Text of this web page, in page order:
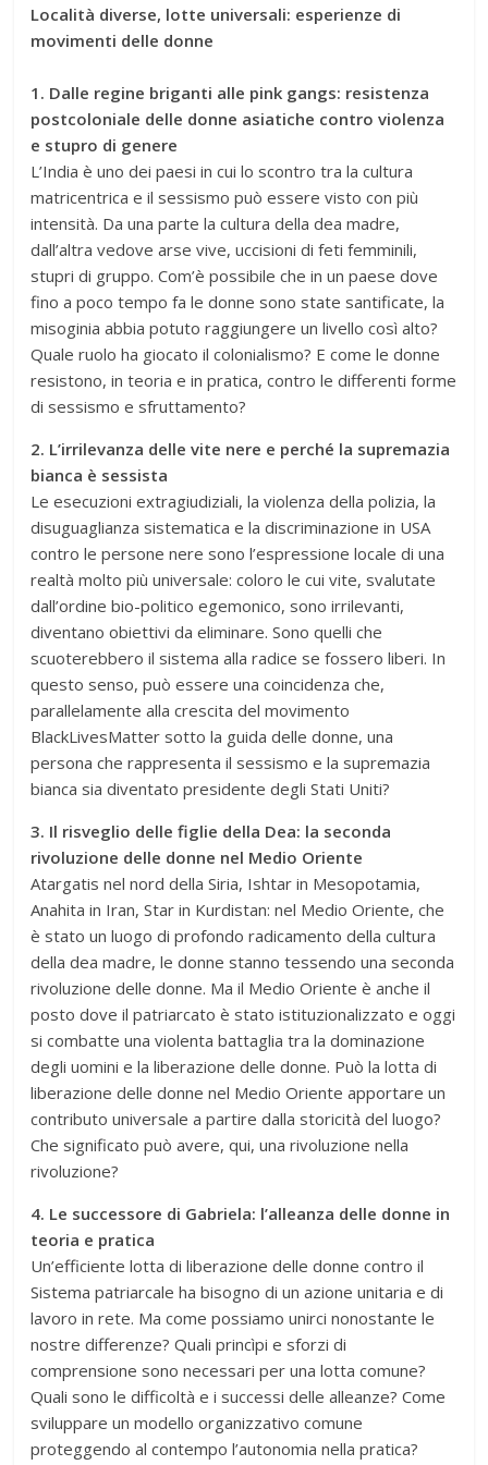
Località diverse, lotte universali: esperienze di
movimenti delle donne
1. Dalle regine briganti alle pink gangs: resistenza
postcoloniale delle donne asiatiche contro violenza
e stupro di genere
L’India è uno dei paesi in cui lo scontro tra la cultura
matricentrica e il sessismo può essere visto con più
intensità. Da una parte la cultura della dea madre,
dall’altra vedove arse vive, uccisioni di feti femminili,
stupri di gruppo. Com’è possibile che in un paese dove
fino a poco tempo fa le donne sono state santificate, la
misoginia abbia potuto raggiungere un livello così alto?
Quale ruolo ha giocato il colonialismo? E come le donne
resistono, in teoria e in pratica, contro le differenti forme
di sessismo e sfruttamento?
2. L’irrilevanza delle vite nere e perché la supremazia
bianca è sessista
Le esecuzioni extragiudiziali, la violenza della polizia, la
disuguaglianza sistematica e la discriminazione in USA
contro le persone nere sono l’espressione locale di una
realtà molto più universale: coloro le cui vite, svalutate
dall’ordine bio-politico egemonico, sono irrilevanti,
diventano obiettivi da eliminare. Sono quelli che
scuoterebbero il sistema alla radice se fossero liberi. In
questo senso, può essere una coincidenza che,
parallelamente alla crescita del movimento
BlackLivesMatter sotto la guida delle donne, una
persona che rappresenta il sessismo e la supremazia
bianca sia diventato presidente degli Stati Uniti?
3. Il risveglio delle figlie della Dea: la seconda
rivoluzione delle donne nel Medio Oriente
Atargatis nel nord della Siria, Ishtar in Mesopotamia,
Anahita in Iran, Star in Kurdistan: nel Medio Oriente, che
è stato un luogo di profondo radicamento della cultura
della dea madre, le donne stanno tessendo una seconda
rivoluzione delle donne. Ma il Medio Oriente è anche il
posto dove il patriarcato è stato istituzionalizzato e oggi
si combatte una violenta battaglia tra la dominazione
degli uomini e la liberazione delle donne. Può la lotta di
liberazione delle donne nel Medio Oriente apportare un
contributo universale a partire dalla storicità del luogo?
Che significato può avere, qui, una rivoluzione nella
rivoluzione?
4. Le successore di Gabriela: l’alleanza delle donne in
teoria e pratica
Un’efficiente lotta di liberazione delle donne contro il
Sistema patriarcale ha bisogno di un azione unitaria e di
lavoro in rete. Ma come possiamo unirci nonostante le
nostre differenze? Quali princìpi e sforzi di
comprensione sono necessari per una lotta comune?
Quali sono le difficoltà e i successi delle alleanze? Come
sviluppare un modello organizzativo comune
proteggendo al contempo l’autonomia nella pratica?